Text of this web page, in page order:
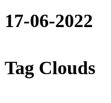
17-06-2022
Tag Clouds